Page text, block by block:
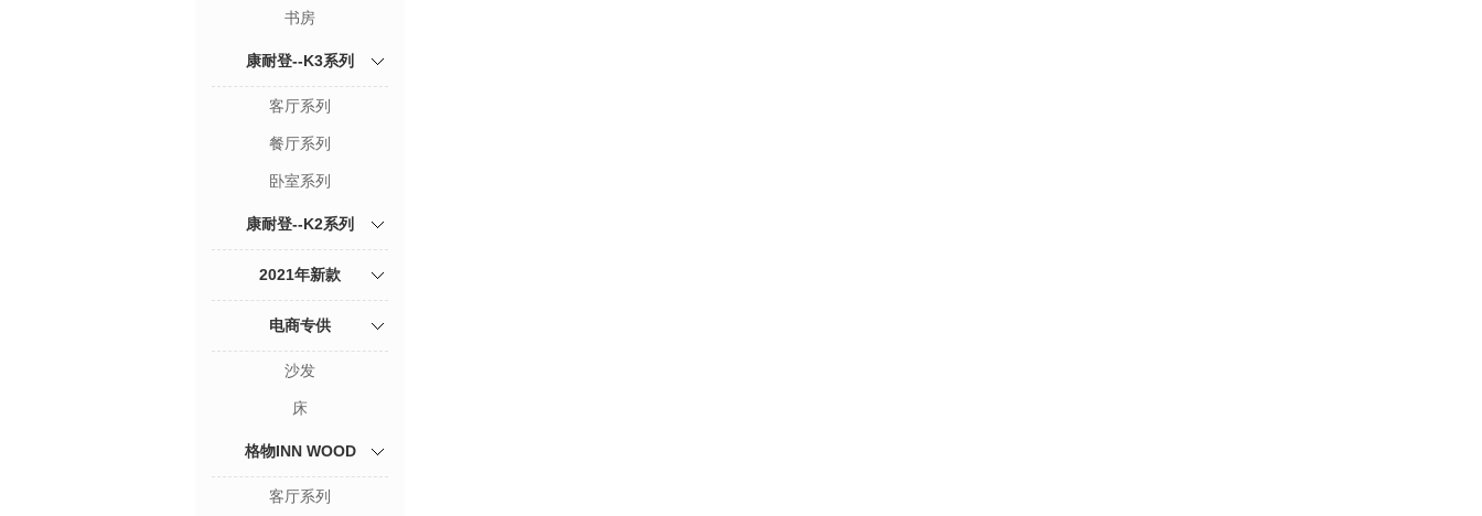
书房
康耐登--K3系列
客厅系列
餐厅系列
卧室系列
康耐登--K2系列
2021年新款
电商专供
沙发
床
格物INN WOOD
客厅系列